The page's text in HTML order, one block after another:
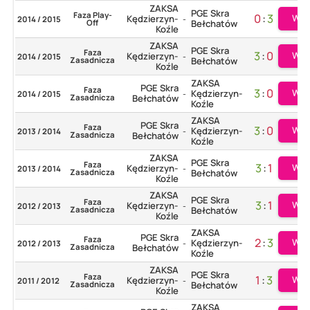
2014 / 2015 Faza Play-
Off
ZAKSA
Kędzierzyn-
Koźle
- PGE Skra
Bełchatów
0:3
2014 / 2015 Faza
Zasadnicza
ZAKSA
Kędzierzyn-
Koźle
- PGE Skra
Bełchatów
3:0
2014 / 2015 Faza
Zasadnicza
PGE Skra
Bełchatów -
ZAKSA
Kędzierzyn-
Koźle
3:0
2013 / 2014 Faza
Zasadnicza
PGE Skra
Bełchatów -
ZAKSA
Kędzierzyn-
Koźle
3:0
2013 / 2014 Faza
Zasadnicza
ZAKSA
Kędzierzyn-
Koźle
- PGE Skra
Bełchatów
3:1
2012 / 2013 Faza
Zasadnicza
ZAKSA
Kędzierzyn-
Koźle
- PGE Skra
Bełchatów
3:1
2012 / 2013 Faza
Zasadnicza
PGE Skra
Bełchatów -
ZAKSA
Kędzierzyn-
Koźle
2:3
2011 / 2012 Faza
Zasadnicza
ZAKSA
Kędzierzyn-
Koźle
- PGE Skra
Bełchatów
1 :3
ZAKSA